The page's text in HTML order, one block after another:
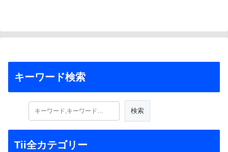
キーワード検索
Tii全カテゴリー